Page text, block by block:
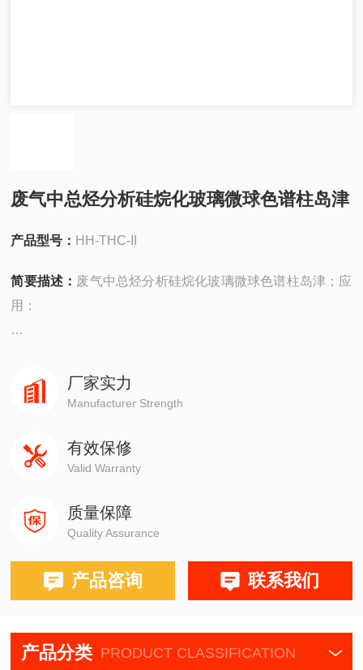
废气中总烃分析硅烷化玻璃微球色谱柱岛津
产品型号： HH-THC-II
简要描述： 废气中总烃分析硅烷化玻璃微球色谱柱岛津；应
用：
4890,5890,6890,7820,7890,8860,8890
赛默飞1310,1300,1610,1600
瓦里安3800系列
布鲁克PE580,590,680,690
厂家实力
Manufacturer Strength
有效保修
Valid Warranty
质量保障
Quality Assurance
产品咨询 联系我们
产品分类 PRODUCT CLASSIFICATION